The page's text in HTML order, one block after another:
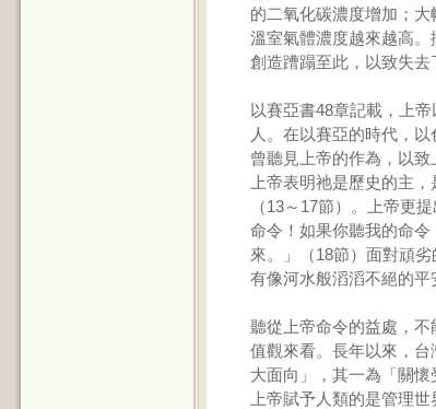
的二氧化碳濃度增加；
溫室氣體濃度越來越高
創造蹧蹋至此，以致失去
以賽亞書48章記載，上
人。在以賽亞的時代，
曾聽見上帝的作為，以致
上帝表明祂是歷史的主
（13～17節）。上帝更
命令！如果你聽我的命
來。」（18節）面對頑
有像河水般滔滔不絕的平
聽從上帝命令的益處，
值觀來看。長年以來，
大面向」，其一為「關
上帝賦予人類的是管理